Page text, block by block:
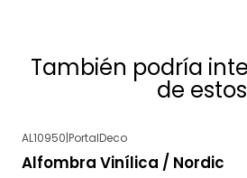
También podría
de estos
AL10950|PortalDeco
Alfombra Vinílica / Nordic